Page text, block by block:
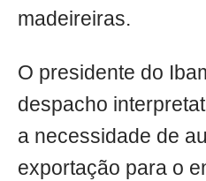
madeireiras.
O presidente do
despacho
a necessidade de
exportação para o